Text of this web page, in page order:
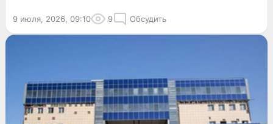
9 июля, 2026, 09:10 9 Обсудить